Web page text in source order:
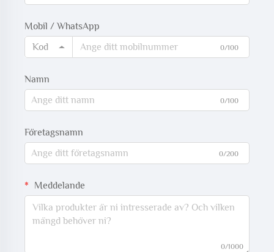
Mobil / WhatsApp
Kod
0/100
Namn
0/100
Företagsnamn
0/200
Meddelande
0/1000